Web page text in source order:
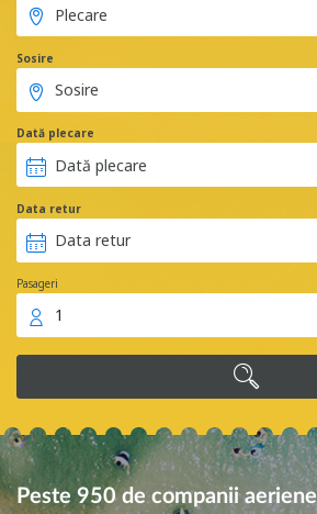
Sosire
Dată plecare
Data retur
Pasageri
1
Peste 950 de companii aeriene